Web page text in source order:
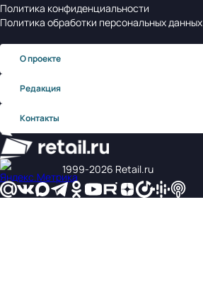
Политика конфиденциальности
Политика обработки персональных данных
О проекте
Редакция
Контакты
1999‑2026 Retail.ru